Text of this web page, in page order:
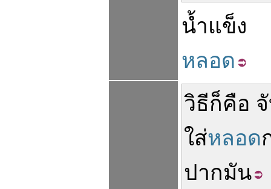
น้ำแข็ง
หลอด
วิธีก็คือ
ใส่หลอด
ปากมัน